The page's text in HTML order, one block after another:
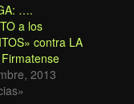
….
a los
contra LA
2013